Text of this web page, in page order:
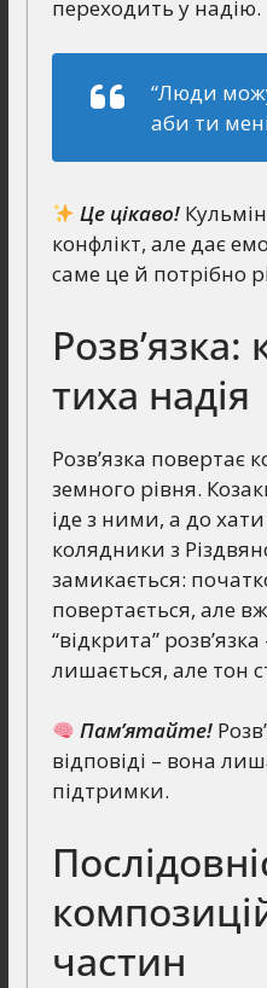
переходить у надію.
“Люди
аби ти
Це цікаво!
конфлікт, але дає
саме це й потрібно
Розв’язка:
тиха надія
Розв’язка повертає
земного рівня.
іде з ними, а до
колядники з
замикається:
повертається, але
“відкрита”
лишається, але тон
Пам’ятайте!
відповіді – вона
підтримки.
частин